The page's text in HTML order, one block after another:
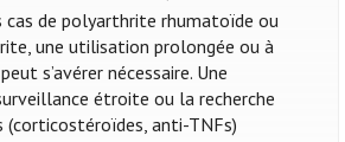
cas de polyarthrite rhumatoïde ou
une utilisation prolongée ou à
s’avérer nécessaire. Une
étroite ou la recherche
(corticostéroïdes, anti-TNFs)